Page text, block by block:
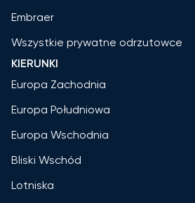
Embraer
Wszystkie prywatne odrzutowce
KIERUNKI
Europa Zachodnia
Europa Południowa
Europa Wschodnia
Bliski Wschód
Lotniska